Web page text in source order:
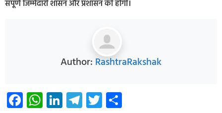
संपूर्ण जिम्मेदारी शासन और प्रशासन की होगी।
Author: RashtraRakshak
Facebook
WhatsApp
LinkedIn
Telegram
Twitter